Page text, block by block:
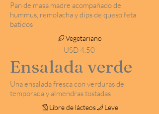
Pan de masa madre acompañado de
hummus, remolacha y dips de queso feta
batidos
USD 4.50
Vegetariano
Ensalada verde
Una ensalada fresca con verduras de
temporada y almendras tostadas
Libre de lácteos Leve